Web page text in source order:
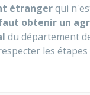
étrangerqui
obtenir un
du département
les étapes